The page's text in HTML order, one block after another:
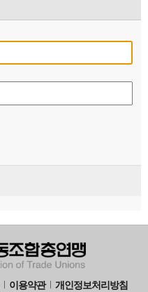
이용약관 개인정보처리방침